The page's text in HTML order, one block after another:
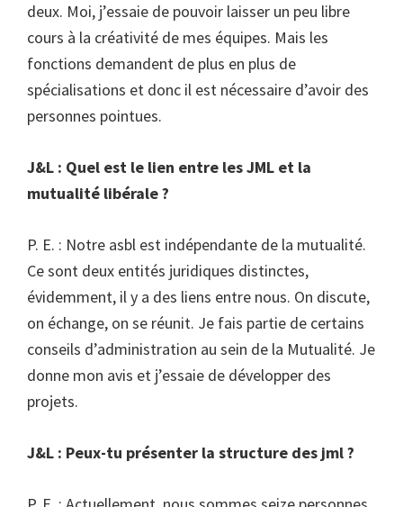
deux. Moi, j’essaie de pouvoir laisser un peu libre
cours à la créativité de mes équipes. Mais les
fonctions demandent de plus en plus de
spécialisations et donc il est nécessaire d’avoir des
personnes pointues.
J&L : Quel est le lien entre les JML et la
mutualité libérale ?
P. E. : Notre asbl est indépendante de la mutualité.
Ce sont deux entités juridiques distinctes,
évidemment, il y a des liens entre nous. On discute,
on échange, on se réunit. Je fais partie de certains
conseils d’administration au sein de la Mutualité. Je
donne mon avis et j’essaie de développer des
projets.
J&L : Peux-tu présenter la structure des jml ?